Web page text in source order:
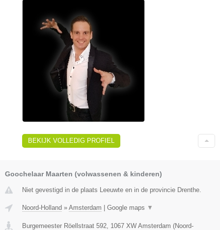
BEKIJK VOLLEDIG PROFIEL
Goochelaar Maarten (volwassenen & kinderen)
Niet gevestigd in de plaats Leeuwte en in de provincie Drenthe.
Noord-Holland » Amsterdam Google maps ▼
Burgemeester Röellstraat 592, 1067 XW Amsterdam (Noord-